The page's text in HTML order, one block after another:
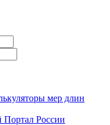
мер длин
Портал России